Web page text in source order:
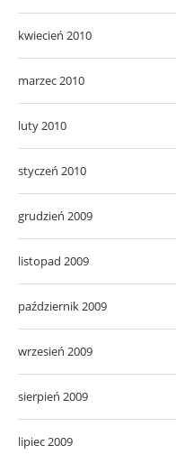
kwiecień 2010
marzec 2010
luty 2010
styczeń 2010
grudzień 2009
listopad 2009
październik 2009
wrzesień 2009
sierpień 2009
lipiec 2009